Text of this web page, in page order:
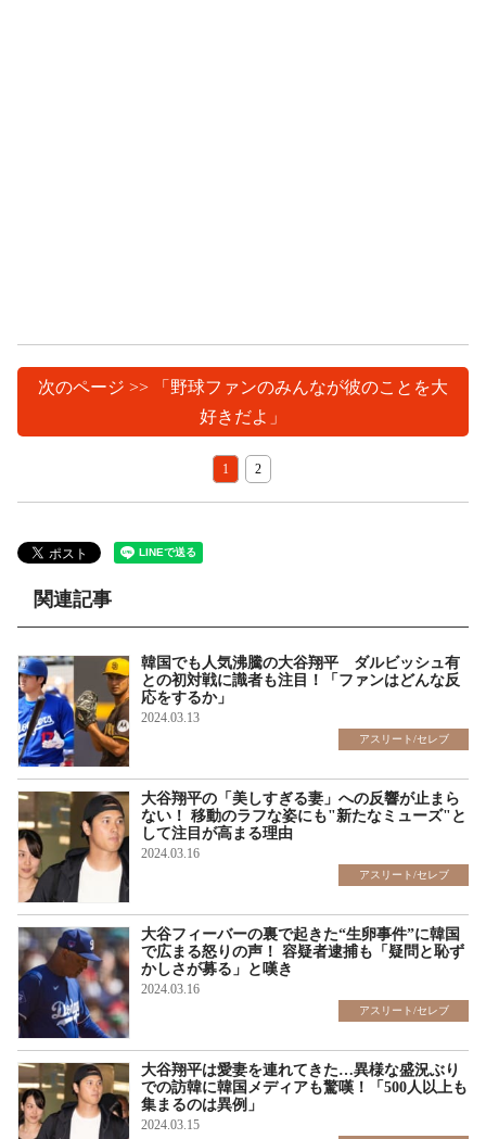
次のページ >> 「野球ファンのみんなが彼のことを大
好きだよ」
1 2
関連記事
韓国でも人気沸騰の大谷翔平 ダルビッシュ有
との初対戦に識者も注目！「ファンはどんな反
応をするか」
2024.03.13
アスリート/セレブ
大谷翔平の「美しすぎる妻」への反響が止まら
ない！ 移動のラフな姿にも"新たなミューズ"と
して注目が高まる理由
2024.03.16
アスリート/セレブ
大谷フィーバーの裏で起きた“生卵事件”に韓国
で広まる怒りの声！ 容疑者逮捕も「疑問と恥ず
かしさが募る」と嘆き
2024.03.16
アスリート/セレブ
大谷翔平は愛妻を連れてきた…異様な盛況ぶり
での訪韓に韓国メディアも驚嘆！「500人以上も
集まるのは異例」
2024.03.15